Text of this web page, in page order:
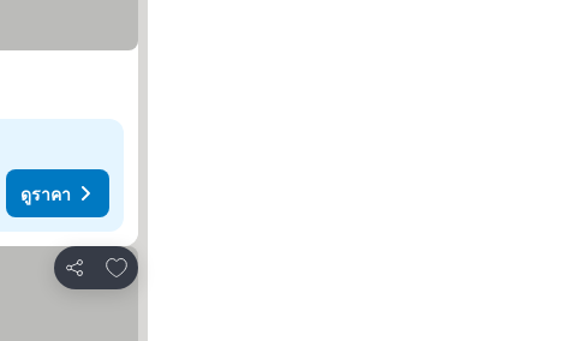
ดูราคา
แชร์
เพิ่มในรายการโปรด